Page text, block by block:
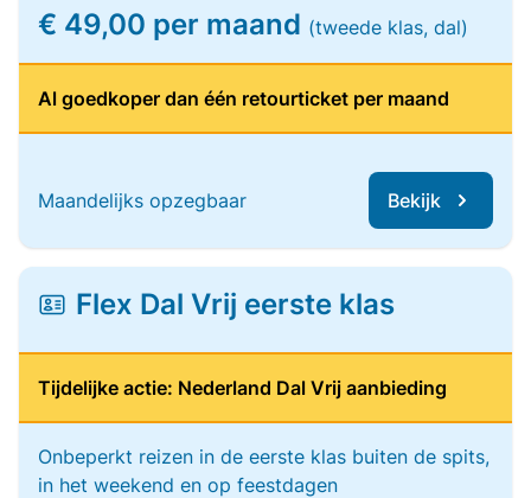
€ 49,00 per maand (tweede klas, dal)
Al goedkoper dan één retourticket per maand
Maandelijks opzegbaar Bekijk
Flex Dal Vrij eerste klas
Tijdelijke actie: Nederland Dal Vrij aanbieding
Onbeperkt reizen in de eerste klas buiten de spits,
in het weekend en op feestdagen